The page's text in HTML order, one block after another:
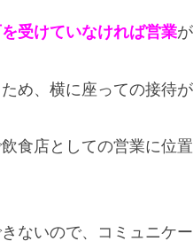
受けていなければ営業
め、横に座っての接待が
食店としての営業に位
ないので、コミュニケ